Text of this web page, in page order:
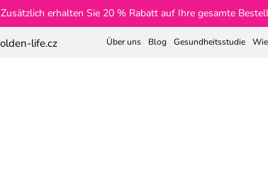
erhalten Sie 20 % Rabatt auf Ihre gesamte
life.cz Über uns Blog Gesundheitsstudie